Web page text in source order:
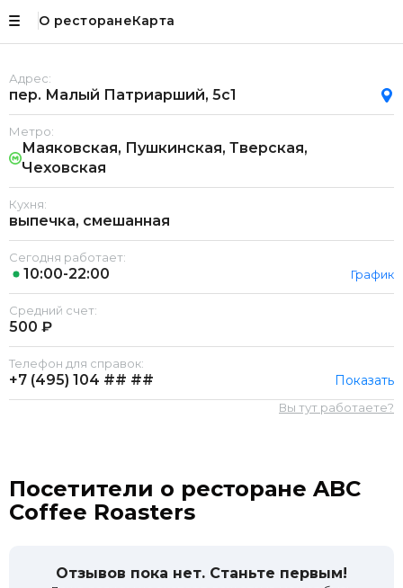
О ресторанеКарта
Адрес:
пер. Малый Патриарший, 5с1
Метро:
Маяковская, Пушкинская, Тверская,
Чеховская
Кухня:
выпечка, смешанная
Сегодня работает:
10:00-22:00 График
Средний счет:
500 ₽
Телефон для справок:
+7 (495) 104 ## ## Показать
Вы тут работаете?
Посетители о ресторане ABC
Coffee Roasters
Отзывов пока нет. Станьте первым!